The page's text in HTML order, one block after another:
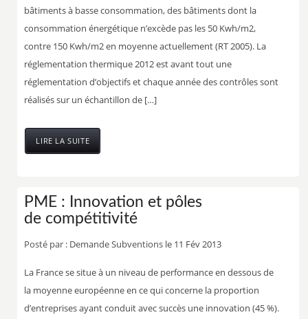
bâtiments à basse consommation, des bâtiments dont la
consommation énergétique n’excède pas les 50 Kwh/m2,
contre 150 Kwh/m2 en moyenne actuellement (RT 2005). La
réglementation thermique 2012 est avant tout une
réglementation d’objectifs et chaque année des contrôles sont
réalisés sur un échantillon de […]
LIRE LA SUITE
PME : Innovation et pôles
de compétitivité
Posté par : Demande Subventions le 11 Fév 2013
La France se situe à un niveau de performance en dessous de
la moyenne européenne en ce qui concerne la proportion
d’entreprises ayant conduit avec succès une innovation (45 %).